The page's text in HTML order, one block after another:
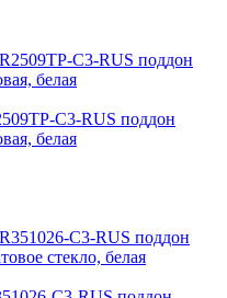
C3-RUS поддон
белая